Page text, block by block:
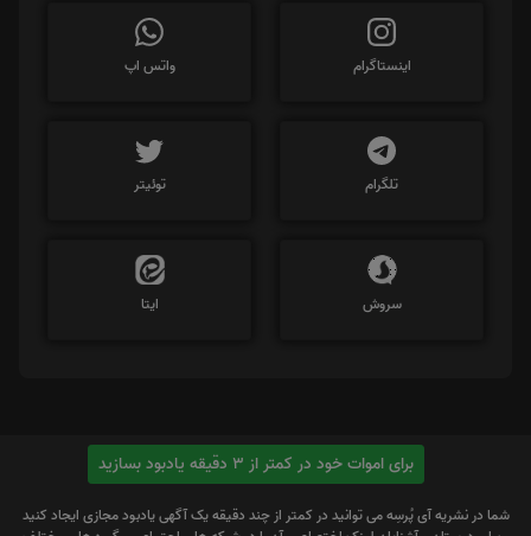
اینستاگرام واتس اپ
تلگرام توئیتر
سروش ایتا
برای اموات خود در کمتر از 3 دقیقه یادبود بسازید
شما در نشریه آی پُرسِه می توانید در کمتر از چند دقیقه یک آگهی یادبود مجازی ایجاد کنید